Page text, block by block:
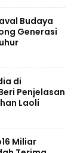
Budaya
Generasi
di
Penjelasan
Laoli
Miliar